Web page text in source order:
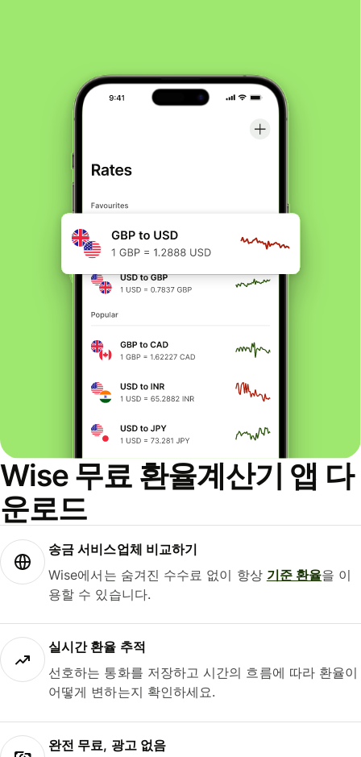
Wise 무료 환율계산기 앱 다
운로드
송금 서비스업체 비교하기
Wise에서는 숨겨진 수수료 없이 항상 기준 환율을 이
용할 수 있습니다.
실시간 환율 추적
선호하는 통화를 저장하고 시간의 흐름에 따라 환율이
어떻게 변하는지 확인하세요.
완전 무료, 광고 없음